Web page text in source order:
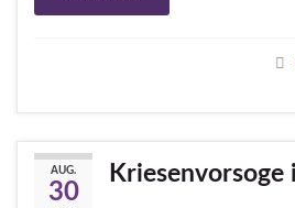
AUG.
30
Kriesenvorsoge